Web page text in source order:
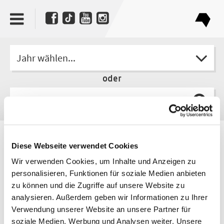
Diese Webseite verwendet Cookies
Wir verwenden Cookies, um Inhalte und Anzeigen zu
personalisieren, Funktionen für soziale Medien anbieten
zu können und die Zugriffe auf unsere Website zu
analysieren. Außerdem geben wir Informationen zu Ihrer
Verwendung unserer Website an unsere Partner für
soziale Medien, Werbung und Analysen weiter. Unsere
Jahr wählen...
oder
Hans-Ulrich Treichel